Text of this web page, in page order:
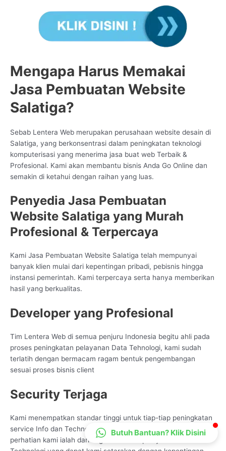
Mengapa Harus Memakai
Jasa Pembuatan Website
Salatiga?
Sebab Lentera Web merupakan perusahaan website desain di
Salatiga, yang berkonsentrasi dalam peningkatan teknologi
komputerisasi yang menerima jasa buat web Terbaik &
Profesional. Kami akan membantu bisnis Anda Go Online dan
semakin di ketahui dengan raihan yang luas.
Penyedia Jasa Pembuatan
Website Salatiga yang Murah
Profesional & Terpercaya
Kami Jasa Pembuatan Website Salatiga telah mempunyai
banyak klien mulai dari kepentingan pribadi, pebisnis hingga
instansi pemerintah. Kami terpercaya serta hanya memberikan
hasil yang berkualitas.
Developer yang Profesional
Tim Lentera Web di semua penjuru Indonesia begitu ahli pada
proses peningkatan pelayanan Data Tehnologi, kami sudah
terlatih dengan bermacam ragam bentuk pengembangan
sesuai proses bisnis client
Security Terjaga
Kami menempatkan standar tinggi untuk tiap-tiap peningkatan
service Info dan Technologi. Salah satunya yang menjadi
perhatian kami ialah dari segi keamanan pelayanan Info
CS Lenteraweb
Butuh Bantuan? Klik Disini